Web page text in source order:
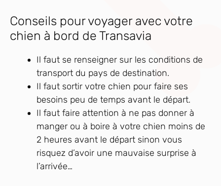
Conseils pour voyager avec votre
chien à bord de Transavia
Il faut se renseigner sur les conditions de
transport du pays de destination.
Il faut sortir votre chien pour faire ses
besoins peu de temps avant le départ.
Il faut faire attention à ne pas donner à
manger ou à boire à votre chien moins de
2 heures avant le départ sinon vous
risquez d’avoir une mauvaise surprise à
l’arrivée…